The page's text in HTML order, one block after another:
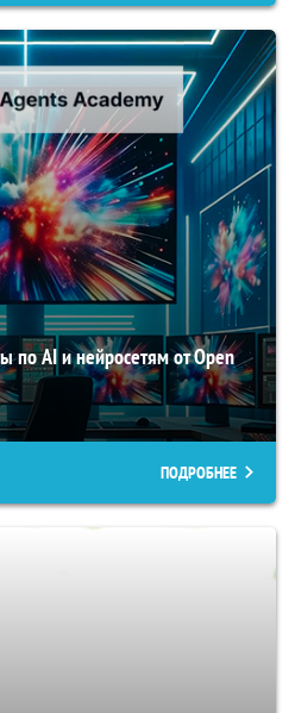
по AI и нейросетям от Open
ПОДРОБНЕЕ